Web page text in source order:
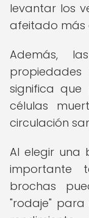
levantar los
afeitado más
Además,
significa
células
circulación
Al elegir una
importante
brochas
"rodaje"